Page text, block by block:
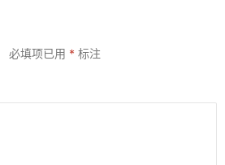
必填项已用 * 标注